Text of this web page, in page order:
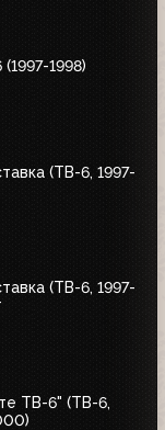
1998)
(ТВ-6, 1997-
(ТВ-6, 1997-
ТВ-6" (ТВ-6,